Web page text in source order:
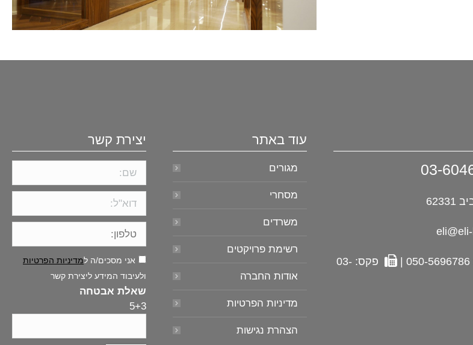
פקס: 03-
עוד באתר
מגורים
מסחרי
משרדים
רשימת פרויקטים
אודות החברה
מדיניות הפרטיות
הצהרת נגישות
יצירת קשר
אני מסכים/ה למדיניות הפרטיות
ולעיבוד המידע ליצירת קשר
שאלת אבטחה
5+3